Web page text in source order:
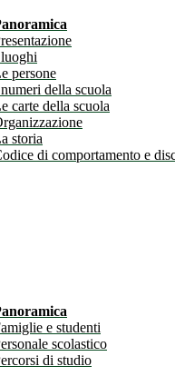
persone
della scuola
carte della scuola
storia
di comportamento e
e studenti
scolastico
di studio